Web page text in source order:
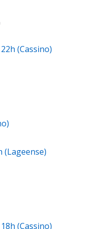
(Cassino)
(Lageense)
(Cassino)